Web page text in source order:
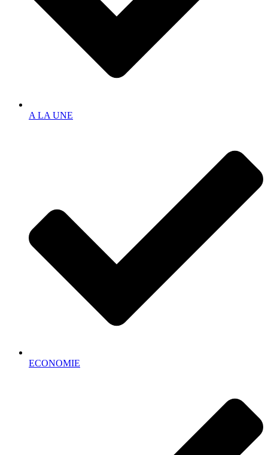
A LA UNE
ECONOMIE